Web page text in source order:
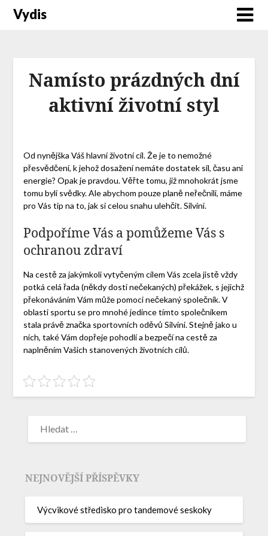
Vydis
Namísto prázdných dní
aktivní životní styl
Od nynějška Váš hlavní životní cíl. Že je to nemožné
přesvědčení, k jehož dosažení nemáte dostatek sil, času ani
energie? Opak je pravdou. Věřte tomu, již mnohokrát jsme
tomu byli svědky. Ale abychom pouze planě neřečnili, máme
pro Vás tip na to, jak si celou snahu ulehčit.Silvini.
Podpoříme Vás a pomůžeme Vás s
ochranou zdraví
Na cestě za jakýmkoli vytyčeným cílem Vás zcela jistě vždy
potká celá řada (někdy dosti nečekaných) překážek, s jejichž
překonáváním Vám může pomoci nečekaný společník. V
oblasti sportu se pro mnohé jedince tímto společníkem
stala právě značka sportovních oděvů Silvini. Stejně jako u
nich, také Vám dopřeje pohodlí a bezpečí na cestě za
naplněním Vašich stanovených životních cílů.
NEJNOVĚJŠÍ PŘÍSPĚVKY
Výcvikové středisko pro tandemové seskoky